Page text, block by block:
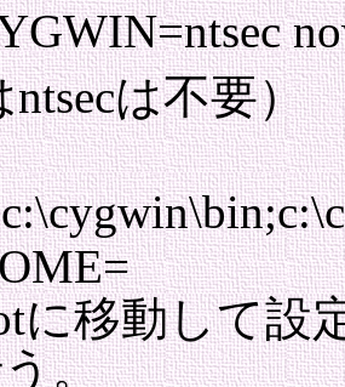
ntsecは不要）
に移動して設
。